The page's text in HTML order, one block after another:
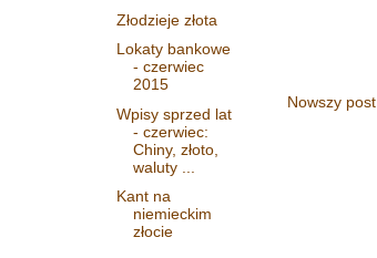
Nowszy post
Złodzieje złota
Lokaty bankowe
- czerwiec
2015
Wpisy sprzed lat
- czerwiec:
Chiny, złoto,
waluty ...
Kant na
niemieckim
złocie